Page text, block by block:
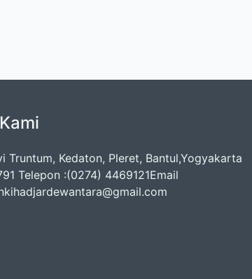
Truntum, Kedaton, Pleret, Bantul,Yogyakarta
Telepon :(0274) 4469121Email